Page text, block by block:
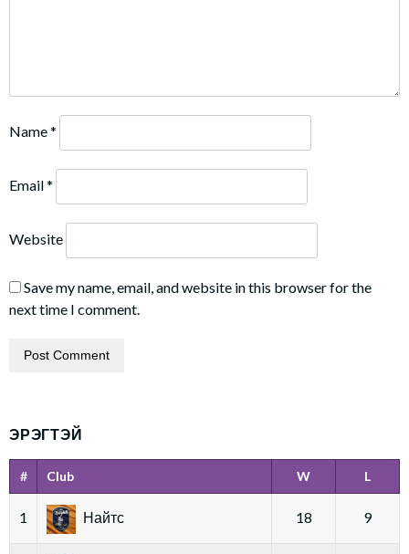
Name*
Email*
Website
Save my name, email, and website in this browser for the
next time I comment.
ЭРЭГТЭЙ
# Club W L
1 Найтс 18 9